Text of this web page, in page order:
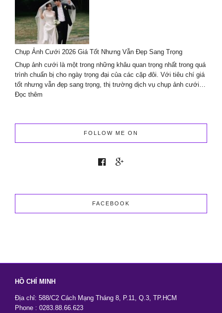
planner
&
Events
Chụp Ảnh Cưới 2026 Giá Tốt Nhưng Vẫn Đẹp Sang Trọng
Chụp ảnh cưới là một trong những khâu quan trọng nhất trong quá
trình chuẩn bị cho ngày trọng đại của các cặp đôi. Với tiêu chí giá
tốt nhưng vẫn đẹp sang trọng, thị trường dịch vụ chụp ảnh cưới…
Đọc thêm
Cưới
Giá
Sang
FOLLOW ME ON
FACEBOOK
HỒ CHÍ MINH
Địa chỉ: 588/C2 Cách Mạng Tháng 8, P.11, Q.3, TP.HCM
Phone : 0283.88.66.623